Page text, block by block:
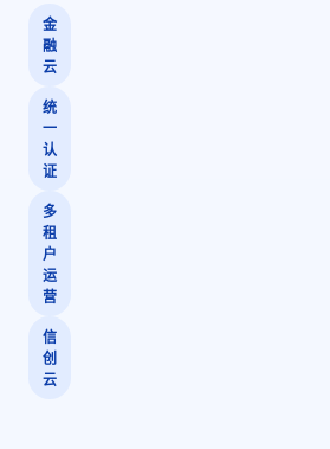
金
融
云
统
一
认
证
多
租
户
运
营
信
创
云